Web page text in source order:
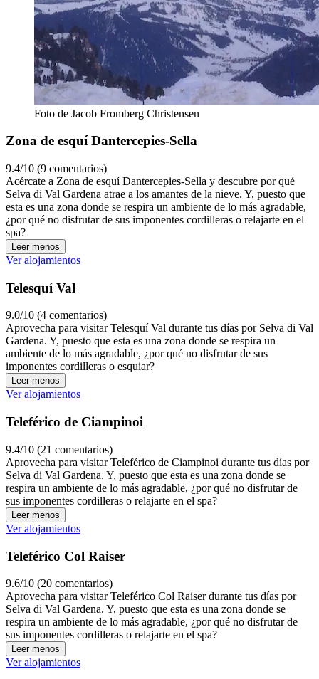
Foto de Jacob Fromberg Christensen
Zona de esquí Dantercepies-Sella
9.4/10 (9 comentarios)
Acércate a Zona de esquí Dantercepies-Sella y descubre por qué
Selva di Val Gardena atrae a los amantes de la nieve. Y, puesto que
esta es una zona donde se respira un ambiente de lo más agradable,
¿por qué no disfrutar de sus imponentes cordilleras o relajarte en el
spa?
Leer menos
Ver alojamientos
Telesquí Val
9.0/10 (4 comentarios)
Aprovecha para visitar Telesquí Val durante tus días por Selva di Val
Gardena. Y, puesto que esta es una zona donde se respira un
ambiente de lo más agradable, ¿por qué no disfrutar de sus
imponentes cordilleras o esquiar?
Leer menos
Ver alojamientos
Teleférico de Ciampinoi
9.4/10 (21 comentarios)
Aprovecha para visitar Teleférico de Ciampinoi durante tus días por
Selva di Val Gardena. Y, puesto que esta es una zona donde se
respira un ambiente de lo más agradable, ¿por qué no disfrutar de
sus imponentes cordilleras o relajarte en el spa?
Leer menos
Ver alojamientos
Teleférico Col Raiser
9.6/10 (20 comentarios)
Aprovecha para visitar Teleférico Col Raiser durante tus días por
Selva di Val Gardena. Y, puesto que esta es una zona donde se
respira un ambiente de lo más agradable, ¿por qué no disfrutar de
sus imponentes cordilleras o relajarte en el spa?
Leer menos
Ver alojamientos